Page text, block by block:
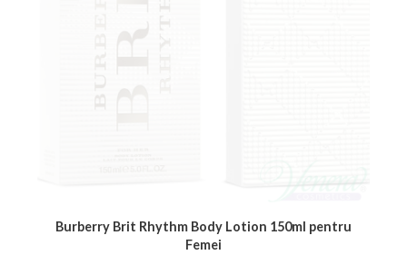
Burberry Brit Rhythm Body Lotion 150ml pentru
Femei